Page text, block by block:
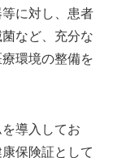
に対し、患者
など、充分な
環境の整備を
導入してお
保険証として